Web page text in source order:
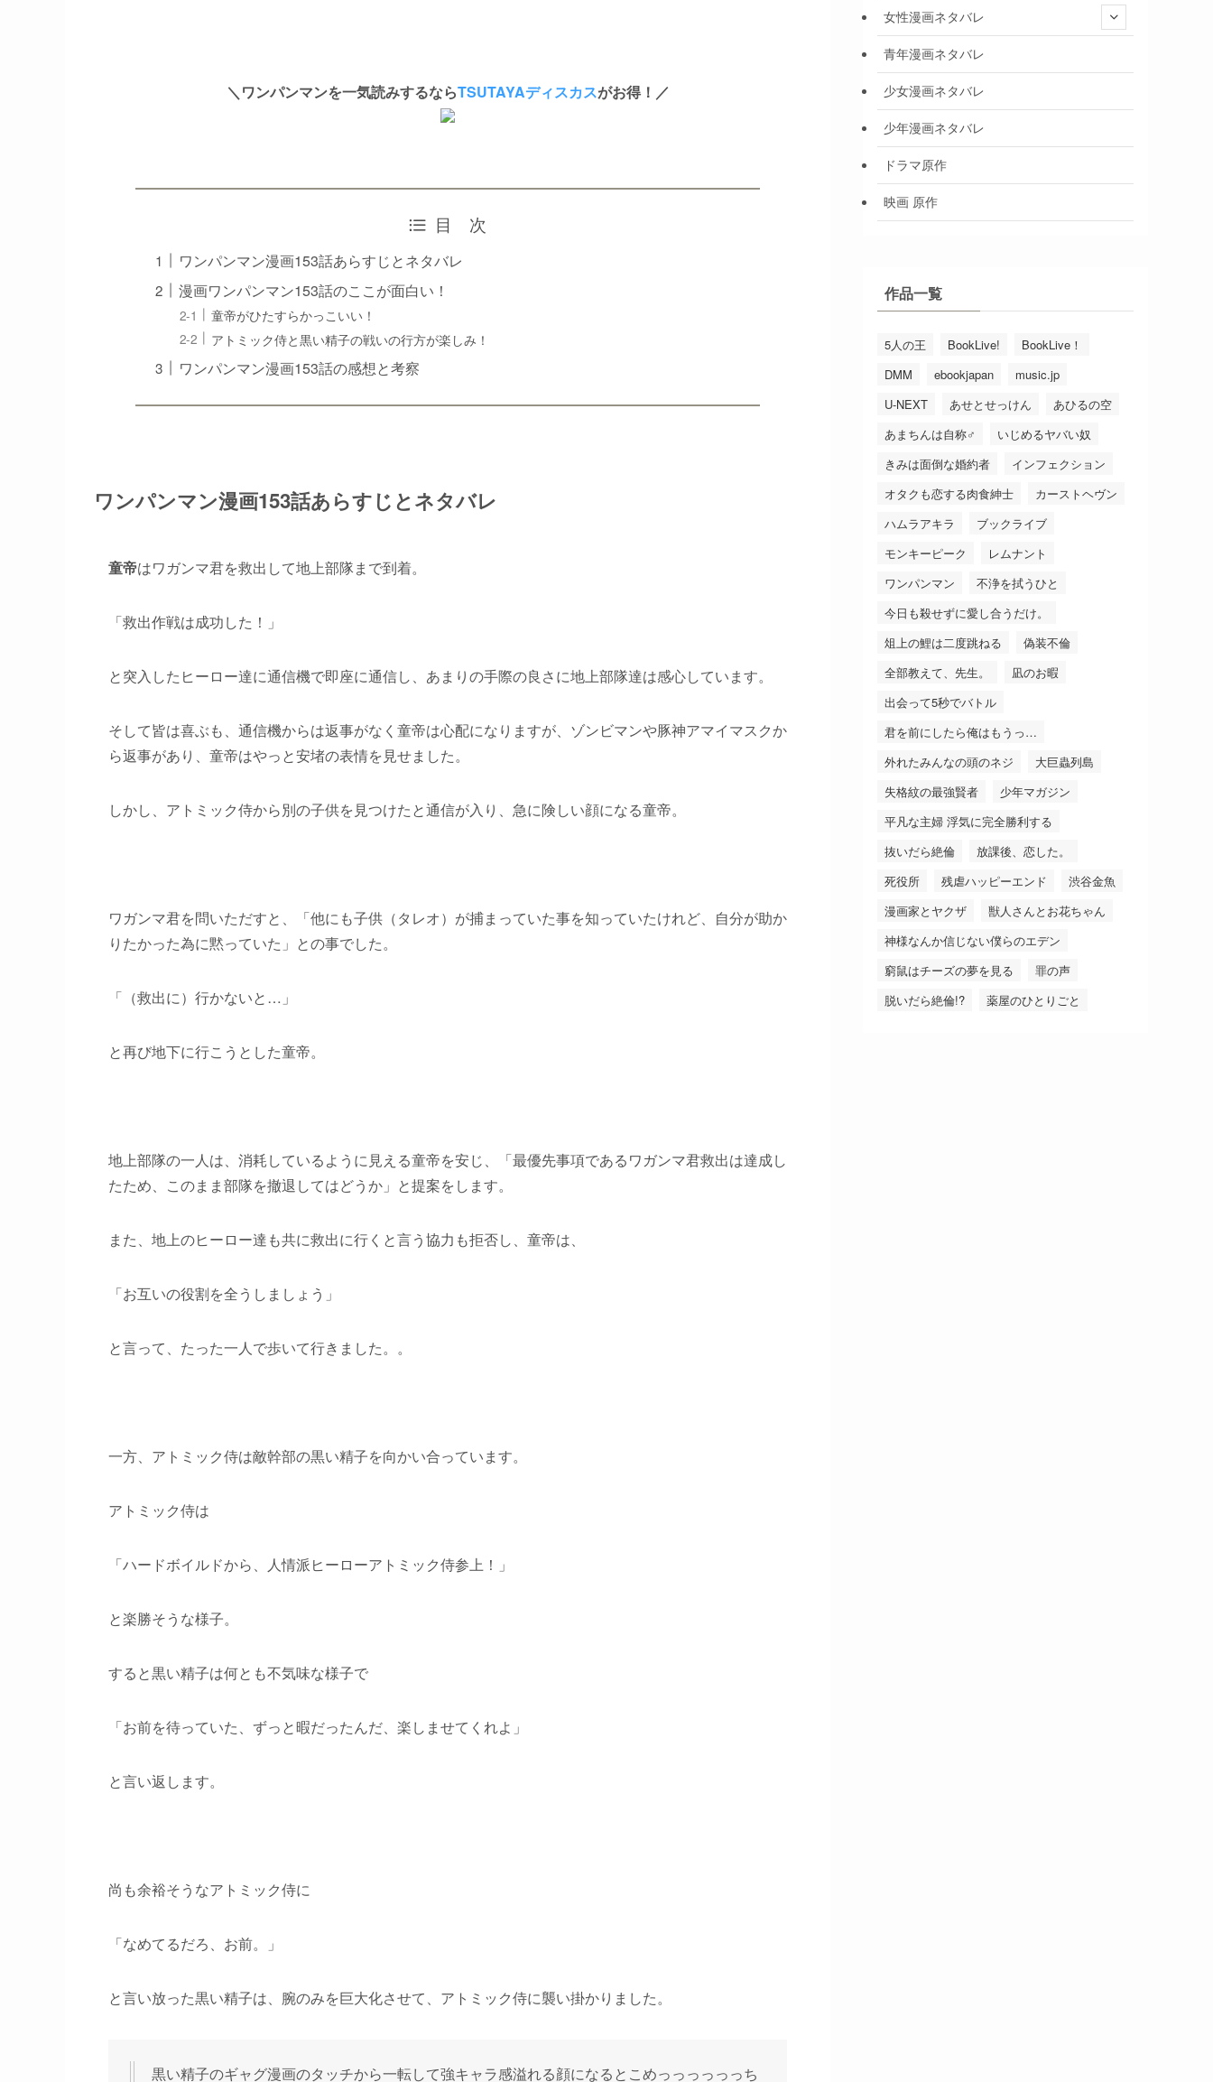
＼ワンパンマンを一気読みするならTSUTAYAディスカスがお得！／
目 次
ワンパンマン漫画153話あらすじとネタバレ
漫画ワンパンマン153話のここが面白い！
童帝がひたすらかっこいい！
アトミック侍と黒い精子の戦いの行方が楽しみ！
ワンパンマン漫画153話の感想と考察
ワンパンマン漫画153話あらすじとネタバレ
童帝はワガンマ君を救出して地上部隊まで到着。
「救出作戦は成功した！」
と突入したヒーロー達に通信機で即座に通信し、あまりの手際の良さに地上部隊達は感心しています。
そして皆は喜ぶも、通信機からは返事がなく童帝は心配になりますが、ゾンビマンや豚神アマイマスクか
ら返事があり、童帝はやっと安堵の表情を見せました。
しかし、アトミック侍から別の子供を見つけたと通信が入り、急に険しい顔になる童帝。
ワガンマ君を問いただすと、「他にも子供（タレオ）が捕まっていた事を知っていたけれど、自分が助か
りたかった為に黙っていた」との事でした。
「（救出に）行かないと…」
と再び地下に行こうとした童帝。
地上部隊の一人は、消耗しているように見える童帝を安じ、「最優先事項であるワガンマ君救出は達成し
たため、このまま部隊を撤退してはどうか」と提案をします。
また、地上のヒーロー達も共に救出に行くと言う協力も拒否し、童帝は、
「お互いの役割を全うしましょう」
と言って、たった一人で歩いて行きました。。
一方、アトミック侍は敵幹部の黒い精子を向かい合っています。
アトミック侍は
「ハードボイルドから、人情派ヒーローアトミック侍参上！」
と楽勝そうな様子。
すると黒い精子は何とも不気味な様子で
「お前を待っていた、ずっと暇だったんだ、楽しませてくれよ」
と言い返します。
尚も余裕そうなアトミック侍に
「なめてるだろ、お前。」
と言い放った黒い精子は、腕のみを巨大化させて、アトミック侍に襲い掛かりました。
黒い精子のギャグ漫画のタッチから一転して強キャラ感溢れる顔になるとこめっっっっっっち
女性漫画ネタバレ
青年漫画ネタバレ
少女漫画ネタバレ
少年漫画ネタバレ
ドラマ原作
映画 原作
作品一覧
5人の王 BookLive!
BookLive！
DMM
ebookjapan
music.jp
U-NEXT
あせとせっけん
あひるの空
あまちんは自称♂
いじめるヤバい奴
きみは面倒な婚約者
インフェクション
オタクも恋する肉食紳士
カーストヘヴン
ハムラアキラ
ブックライブ
モンキーピーク
レムナント
ワンパンマン
不浄を拭うひと
今日も殺せずに愛し合うだけ。
俎上の鯉は二度跳ねる
偽装不倫
全部教えて、先生。
凪のお暇
出会って5秒でバトル
君を前にしたら俺はもうっ…
外れたみんなの頭のネジ
大巨蟲列島
失格紋の最強賢者
少年マガジン
平凡な主婦 浮気に完全勝利する
抜いだら絶倫
放課後、恋した。
死役所
残虐ハッピーエンド
渋谷金魚
漫画家とヤクザ
獣人さんとお花ちゃん
神様なんか信じない僕らのエデン
窮鼠はチーズの夢を見る
罪の声
脱いだら絶倫!?
薬屋のひとりごと